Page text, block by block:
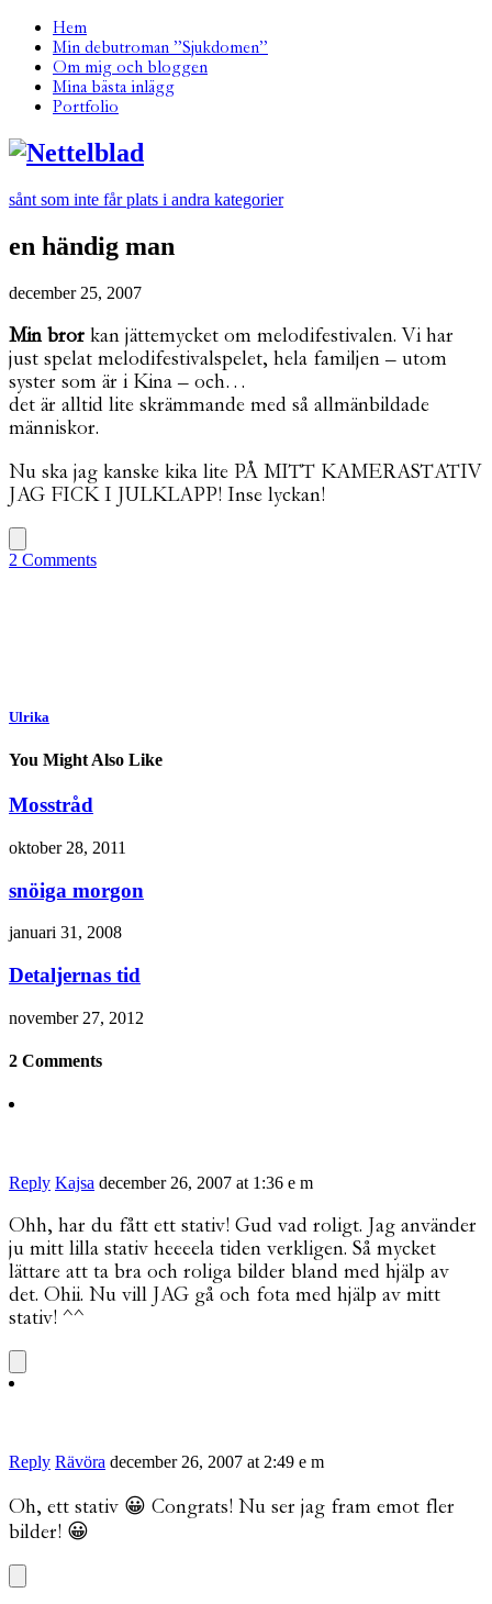
Hem
Min debutroman ”Sjukdomen”
Om mig och bloggen
Mina bästa inlägg
Portfolio
sånt som inte får plats i andra kategorier
en händig man
december 25, 2007
Min bror kan jättemycket om melodifestivalen. Vi har
just spelat melodifestivalspelet, hela familjen – utom
syster som är i Kina – och…
det är alltid lite skrämmande med så allmänbildade
människor.
Nu ska jag kanske kika lite PÅ MITT KAMERASTATIV
JAG FICK I JULKLAPP! Inse lyckan!
2 Comments
Ulrika
You Might Also Like
Mosstråd
oktober 28, 2011
snöiga morgon
januari 31, 2008
Detaljernas tid
november 27, 2012
2 Comments
Reply Kajsa december 26, 2007 at 1:36 e m
Ohh, har du fått ett stativ! Gud vad roligt. Jag använder
ju mitt lilla stativ heeeela tiden verkligen. Så mycket
lättare att ta bra och roliga bilder bland med hjälp av
det. Ohii. Nu vill JAG gå och fota med hjälp av mitt
stativ! ^^
Reply Rävöra december 26, 2007 at 2:49 e m
Oh, ett stativ 😀 Congrats! Nu ser jag fram emot fler
bilder! 😀